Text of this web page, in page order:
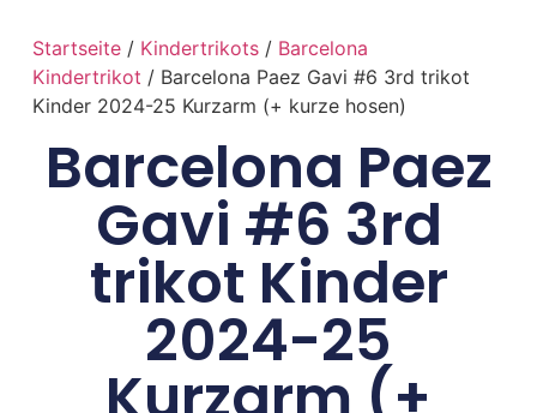
Startseite/ Kindertrikots/ Barcelona
Kindertrikot / Barcelona Paez Gavi #6 3rd trikot
Kinder 2024-25 Kurzarm (+ kurze hosen)
Barcelona Paez
Gavi #6 3rd
trikot Kinder
2024-25